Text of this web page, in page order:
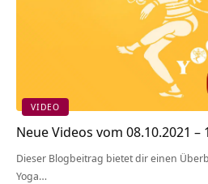
VIDEO
Neue Videos vom 08.10.2021 –
Dieser Blogbeitrag bietet dir einen
Yoga…